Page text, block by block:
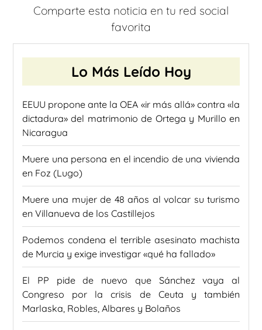
Comparte esta noticia en tu red social
favorita
Lo Más Leído Hoy
EEUU propone ante la OEA «ir más allá» contra «la
dictadura» del matrimonio de Ortega y Murillo en
Nicaragua
Muere una persona en el incendio de una vivienda
en Foz (Lugo)
Muere una mujer de 48 años al volcar su turismo
en Villanueva de los Castillejos
Podemos condena el terrible asesinato machista
de Murcia y exige investigar «qué ha fallado»
El PP pide de nuevo que Sánchez vaya al
Congreso por la crisis de Ceuta y también
Marlaska, Robles, Albares y Bolaños